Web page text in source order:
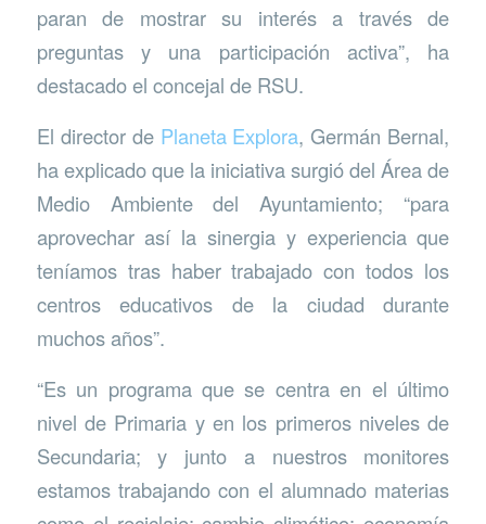
paran de mostrar su interés a través de
preguntas y una participación activa”, ha
destacado el concejal de RSU.
El director de Planeta Explora, Germán Bernal,
ha explicado que la iniciativa surgió del Área de
Medio Ambiente del Ayuntamiento; “para
aprovechar así la sinergia y experiencia que
teníamos tras haber trabajado con todos los
centros educativos de la ciudad durante
muchos años”.
“Es un programa que se centra en el último
nivel de Primaria y en los primeros niveles de
Secundaria; y junto a nuestros monitores
estamos trabajando con el alumnado materias